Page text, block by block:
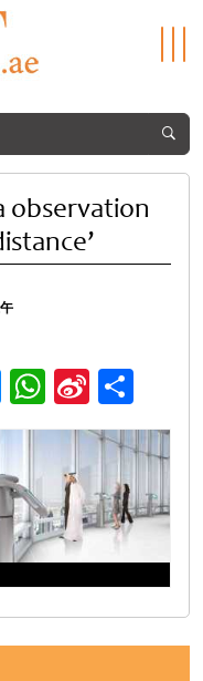
observation
Messenger
WhatsApp
Sina
Weibo
享